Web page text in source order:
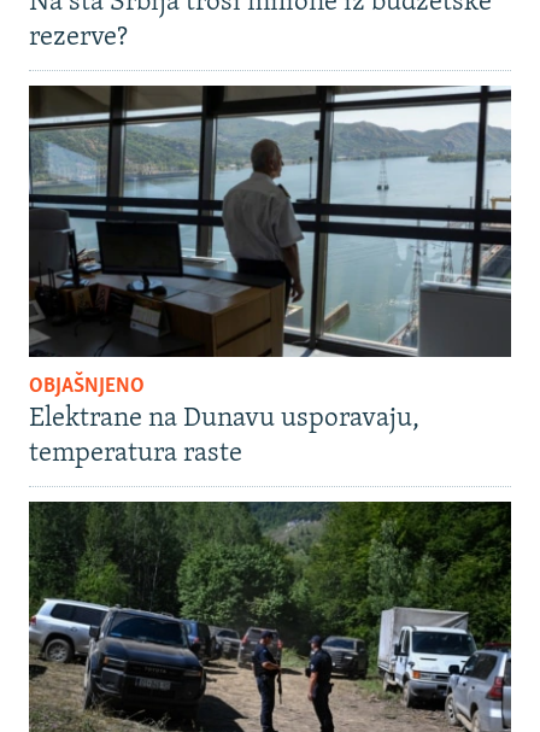
rezerve?
OBJAŠNJENO
Elektrane na Dunavu usporavaju,
temperatura raste